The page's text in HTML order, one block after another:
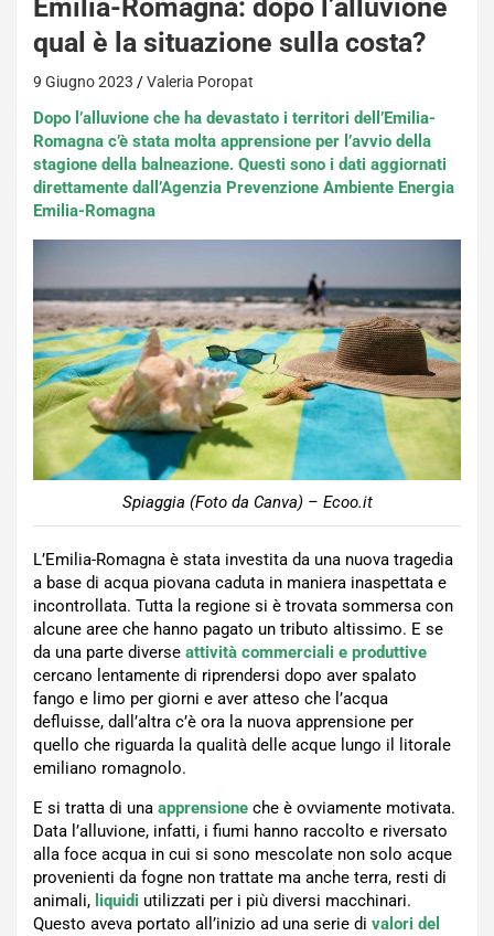
Emilia-Romagna: dopo l’alluvione
qual è la situazione sulla costa?
9 Giugno 2023 Valeria Poropat
Dopo l’alluvione che ha devastato i territori dell’Emilia-
Romagna c’è stata molta apprensione per l’avvio della
stagione della balneazione. Questi sono i dati aggiornati
direttamente dall’Agenzia Prevenzione Ambiente Energia
Emilia-Romagna
Spiaggia (Foto da Canva) – Ecoo.it
L’Emilia-Romagna è stata investita da una nuova tragedia
a base di acqua piovana caduta in maniera inaspettata e
incontrollata. Tutta la regione si è trovata sommersa con
alcune aree che hanno pagato un tributo altissimo. E se
da una parte diverse attività commerciali e produttive
cercano lentamente di riprendersi dopo aver spalato
fango e limo per giorni e aver atteso che l’acqua
defluisse, dall’altra c’è ora la nuova apprensione per
quello che riguarda la qualità delle acque lungo il litorale
emiliano romagnolo.
E si tratta di una apprensione che è ovviamente motivata.
Data l’alluvione, infatti, i fiumi hanno raccolto e riversato
alla foce acqua in cui si sono mescolate non solo acque
provenienti da fogne non trattate ma anche terra, resti di
animali, liquidi utilizzati per i più diversi macchinari.
Questo aveva portato all’inizio ad una serie di valori del